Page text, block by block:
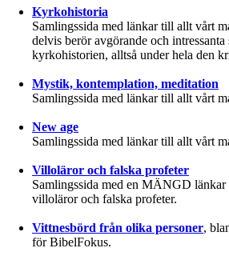
Kyrkohistoria
Samlingssida med länkar till allt vårt
delvis berör avgörande och intressanta
kyrkohistorien, alltså under hela den
Mystik, kontemplation, meditation
Samlingssida med länkar till allt vårt
New age
Samlingssida med länkar till allt vårt
Villoläror och falska profeter
Samlingssida med en MÄNGD
villoläror och falska profeter.
Vittnesbörd från olika personer,
för BibelFokus.